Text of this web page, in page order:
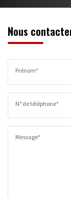
Nous
Prénom*
N° de téléphone*
Message*